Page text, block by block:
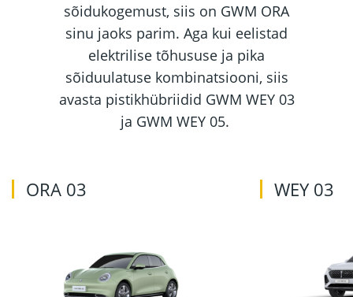
sõidukogemust, siis on GWM ORA
sinu jaoks parim. Aga kui eelistad
elektrilise tõhususe ja pika
sõiduulatuse kombinatsiooni, siis
avasta pistikhübriidid GWM WEY 03
ja GWM WEY 05.
ORA 03 WEY 03